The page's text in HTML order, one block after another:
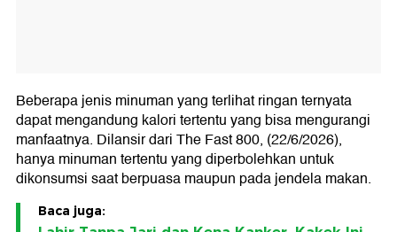
Beberapa jenis minuman yang terlihat ringan ternyata
dapat mengandung kalori tertentu yang bisa mengurangi
manfaatnya. Dilansir dari The Fast 800, (22/6/2026),
hanya minuman tertentu yang diperbolehkan untuk
dikonsumsi saat berpuasa maupun pada jendela makan.
Baca juga: